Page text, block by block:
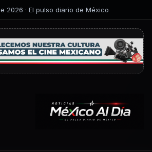
2026 · El pulso diario de México